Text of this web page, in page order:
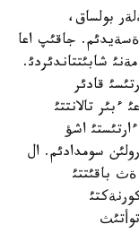
كةلةر بولساق،
جاقئپ اعا
شابئتتاندئردئ.
قادئر
ءبئر تالانتتئ
اشؤ
سومدادئم. ال
باقئتتئ